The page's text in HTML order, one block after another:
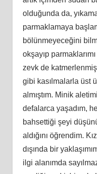
olduğunda da,
parmaklamaya
bölünmeyeceğini
okşayıp
zevk de
gibi kasılmalarla üst
almıştım. Minik
defalarca yaşadım,
bahsettiği şeyi
aldığını öğrendim.
dışında bir
ilgi alanımda